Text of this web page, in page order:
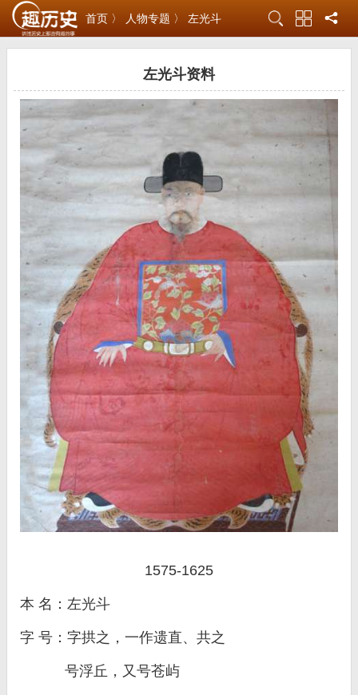
首页 〉 人物专题 〉 左光斗
左光斗资料
1575-1625
本 名：左光斗
字 号：字拱之，一作遗直、共之
号浮丘，又号苍屿